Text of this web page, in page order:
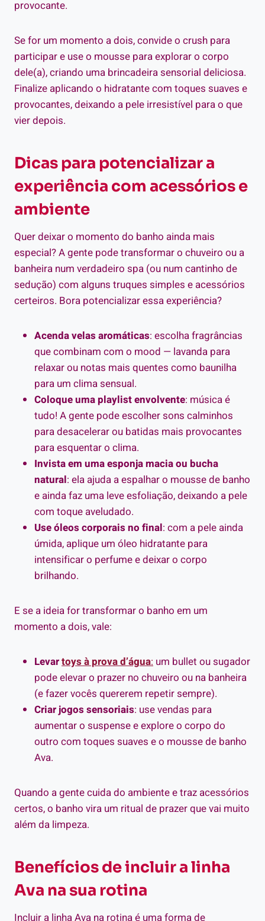
provocante.
Se for um momento a dois, convide o crush para
participar e use o mousse para explorar o corpo
dele(a), criando uma brincadeira sensorial deliciosa.
Finalize aplicando o hidratante com toques suaves e
provocantes, deixando a pele irresistível para o que
vier depois.
Dicas para potencializar a
experiência com acessórios e
ambiente
Quer deixar o momento do banho ainda mais
especial? A gente pode transformar o chuveiro ou a
banheira num verdadeiro spa (ou num cantinho de
sedução) com alguns truques simples e acessórios
certeiros. Bora potencializar essa experiência?
Acenda velas aromáticas: escolha fragrâncias
que combinam com o mood — lavanda para
relaxar ou notas mais quentes como baunilha
para um clima sensual.
Coloque uma playlist envolvente: música é
tudo! A gente pode escolher sons calminhos
para desacelerar ou batidas mais provocantes
para esquentar o clima.
Invista em uma esponja macia ou bucha
natural: ela ajuda a espalhar o mousse de banho
e ainda faz uma leve esfoliação, deixando a pele
com toque aveludado.
Use óleos corporais no final: com a pele ainda
úmida, aplique um óleo hidratante para
intensificar o perfume e deixar o corpo
brilhando.
E se a ideia for transformar o banho em um
momento a dois, vale:
Levartoys à prova d’água: um bullet ou sugador
pode elevar o prazer no chuveiro ou na banheira
(e fazer vocês quererem repetir sempre).
Criar jogos sensoriais: use vendas para
aumentar o suspense e explore o corpo do
outro com toques suaves e o mousse de banho
Ava.
Quando a gente cuida do ambiente e traz acessórios
certos, o banho vira um ritual de prazer que vai muito
além da limpeza.
Benefícios de incluir a linha
Ava na sua rotina
Incluir a linha Ava na rotina é uma forma de